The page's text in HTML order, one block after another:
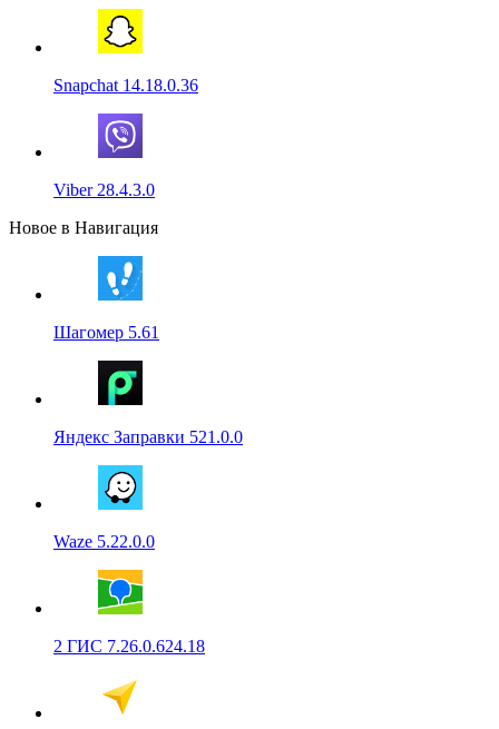
Snapchat 14.18.0.36
Viber 28.4.3.0
Новое в Навигация
Шагомер 5.61
Яндекс Заправки 521.0.0
Waze 5.22.0.0
2 ГИС 7.26.0.624.18